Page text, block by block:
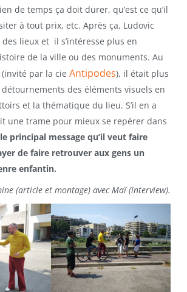
de temps ça doit durer, qu’est ce qu’il
à tout prix, etc. Après ça, Ludovic
lieux et il s’intéresse plus en
de la ville ou des monuments. Au
par la cie Antipodes), il était plus
des éléments visuels en
et la thématique du lieu. S’il en a
une trame pour mieux se repérer dans
le principal message qu’il veut faire
de faire retrouver aux gens un
enfantin.
(article et montage) avec Maï (interview).